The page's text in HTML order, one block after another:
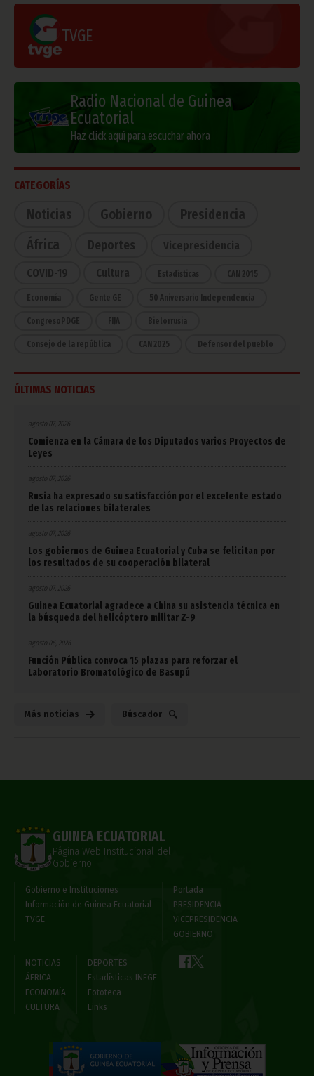
TVGE
Radio Nacional de Guinea
Ecuatorial
Haz click aquí para escuchar ahora
CATEGORÍAS
Noticias Gobierno
Presidencia
África
Deportes Vicepresidencia
COVID-19 Cultura Estadísticas CAN 2015
Economía Gente GE 50 Aniversario Independencia
CongresoPDGE FIJA Bielorrusia
Consejo de la república CAN 2025 Defensor del pueblo
ÚLTIMAS NOTICIAS
agosto 07, 2026
Comienza en la Cámara de los Diputados varios Proyectos de
Leyes
agosto 07, 2026
Rusia ha expresado su satisfacción por el excelente estado
de las relaciones bilaterales
agosto 07, 2026
Los gobiernos de Guinea Ecuatorial y Cuba se felicitan por
los resultados de su cooperación bilateral
agosto 07, 2026
Guinea Ecuatorial agradece a China su asistencia técnica en
la búsqueda del helicóptero militar Z-9
agosto 06, 2026
Función Pública convoca 15 plazas para reforzar el
Laboratorio Bromatológico de Basupú
Más noticias Búscador
GUINEA ECUATORIAL
Página Web Institucional del
Gobierno
Gobierno e Instituciones
Información de Guinea Ecuatorial
TVGE
Portada
PRESIDENCIA
VICEPRESIDENCIA
GOBIERNO
NOTICIAS
ÁFRICA
ECONOMÍA
CULTURA
DEPORTES
Estadísticas INEGE
Fototeca
Links